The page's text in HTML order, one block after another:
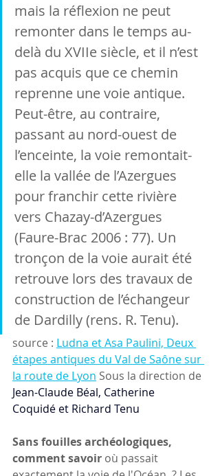
mais la réflexion ne peut
remonter dans le temps au-
delà du XVIIe siècle, et il n’est
pas acquis que ce chemin
reprenne une voie antique.
Peut-être, au contraire,
passant au nord-ouest de
l’enceinte, la voie remontait-
elle la vallée de l’Azergues
pour franchir cette rivière
vers Chazay-d’Azergues
(Faure-Brac 2006 : 77). Un
tronçon de la voie aurait été
retrouve lors des travaux de
construction de l’échangeur
de Dardilly (rens. R. Tenu).
source : Ludna et Asa Paulini, Deux
étapes antiques du Val de Saône sur
la route de Lyon Sous la direction de
Jean-Claude Béal, Catherine
Coquidé et Richard Tenu
Sans fouilles archéologiques,
comment savoir où passait